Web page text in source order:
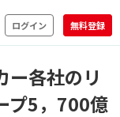
ログイン 無料登録
ー各社のリ
プ5，700億